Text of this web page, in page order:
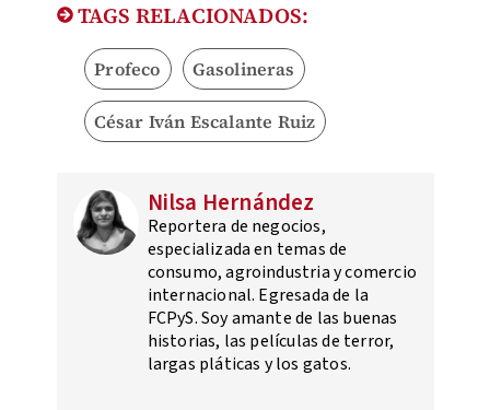
TAGS RELACIONADOS:
Profeco Gasolineras
César Iván Escalante Ruiz
Nilsa Hernández
Reportera de negocios,
especializada en temas de
consumo, agroindustria y comercio
internacional. Egresada de la
FCPyS. Soy amante de las buenas
historias, las películas de terror,
largas pláticas y los gatos.